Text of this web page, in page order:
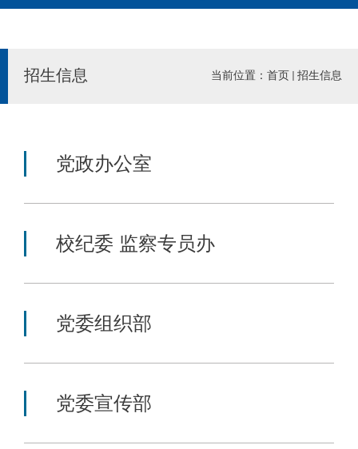
招生信息 当前位置： 首页 招生信息
党政办公室
校纪委 监察专员办
党委组织部
党委宣传部